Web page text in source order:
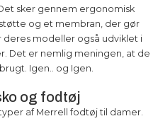
sker gennem ergonomisk
og et membran, der gør
modeller også udviklet i
Det er nemlig meningen, at de
Igen.. og Igen.
og fodtøj
af Merrell fodtøj til damer.